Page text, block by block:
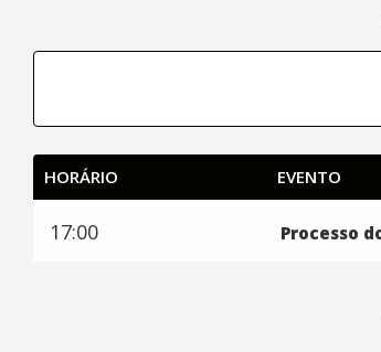
HORÁRIO EVENTO
17:00 Processo